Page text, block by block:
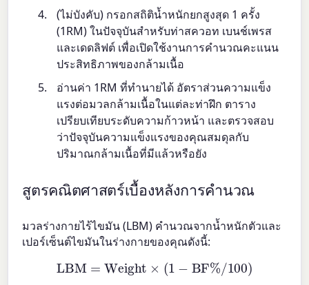
(ไม่บังคับ) กรอกสถิติน้ำหนักยกสูงสุด 1 ครั้ง
(1RM) ในปัจจุบันสำหรับท่าสควอท เบนช์เพรส
และเดดลิฟต์ เพื่อเปิดใช้งานการคำนวณคะแนน
ประสิทธิภาพของกล้ามเนื้อ
อ่านค่า 1RM ที่ทำนายได้ อัตราส่วนความแข็ง
แรงต่อมวลกล้ามเนื้อในแต่ละท่าฝึก ตาราง
เปรียบเทียบระดับความก้าวหน้า และตรวจสอบ
ว่าปัจจุบันความแข็งแรงของคุณสมดุลกับ
ปริมาณกล้ามเนื้อที่มีแล้วหรือยัง
สูตรคณิตศาสตร์เบื้องหลังการคำนวณ
มวลร่างกายไร้ไขมัน (LBM) คำนวณจากน้ำหนักตัวและ
เปอร์เซ็นต์ไขมันในร่างกายของคุณดังนี้:
LBM= Weight×( 1− BF% /100)